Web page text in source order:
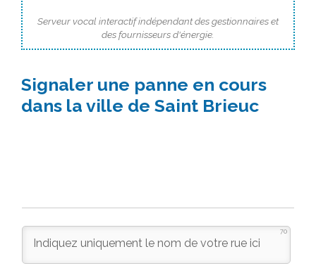
Serveur vocal interactif indépendant des gestionnaires et
des fournisseurs d'énergie.
Signaler une panne en cours
dans la ville de Saint Brieuc
70